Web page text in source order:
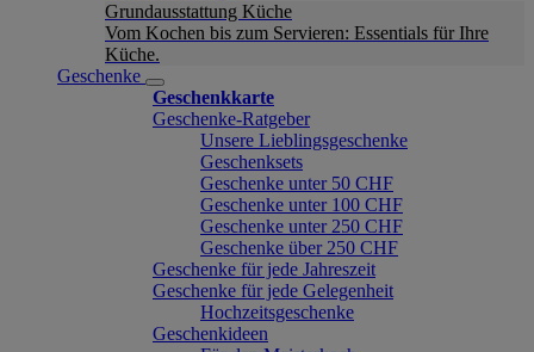
Grundausstattung Küche
Vom Kochen bis zum Servieren: Essentials für Ihre
Küche.
Geschenke
Geschenkkarte
Geschenke-Ratgeber
Unsere Lieblingsgeschenke
Geschenksets
Geschenke unter 50 CHF
Geschenke unter 100 CHF
Geschenke unter 250 CHF
Geschenke über 250 CHF
Geschenke für jede Jahreszeit
Geschenke für jede Gelegenheit
Hochzeitsgeschenke
Geschenkideen